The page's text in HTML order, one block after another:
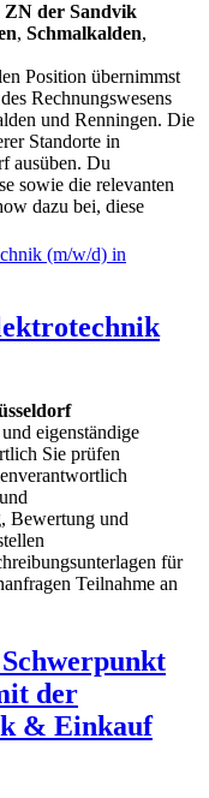
ZN der Sandvik
, Schmalkalden,
Position übernimmst
Rechnungswesens
und Renningen. Die
Standorte in
ausüben. Du
sowie die relevanten
dazu bei, diese
eigenständige
Sie prüfen
Bewertung und
für
Teilnahme an
der
& Einkauf